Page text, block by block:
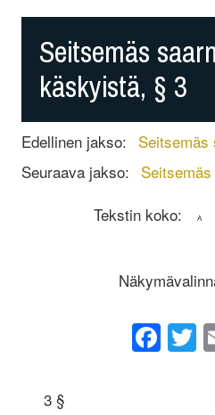
Seitsemäs
käskyistä, § 3
Edellinen jakso:
Seuraava jakso:
Tekstin koko:
A
3 §